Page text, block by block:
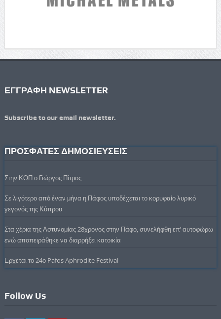
ΕΓΓΡΑΦΗ NEWSLETTER
Subscribe to our email newsletter.
ΠΡΟΣΦΑΤΕΣ ΔΗΜΟΣΙΕΥΣΕΙΣ
Στην ΚΟΠ ο Γιώργος Πίτρος
Σε λιγότερο από έναν μήνα η Πάφος υποδέχεται το κορυφαίο λυρικό
γεγονός της Κύπρου
Στα χέρια της Αστυνομίας 28χρονος στην Πάφο, συνελήφθη επ’ αυτοφώρω
ενώ αποπειράθηκε να διαρρήξει κατοικία
Ερχεται το 24ο Pafos Aphrodite Festival
Follow Us